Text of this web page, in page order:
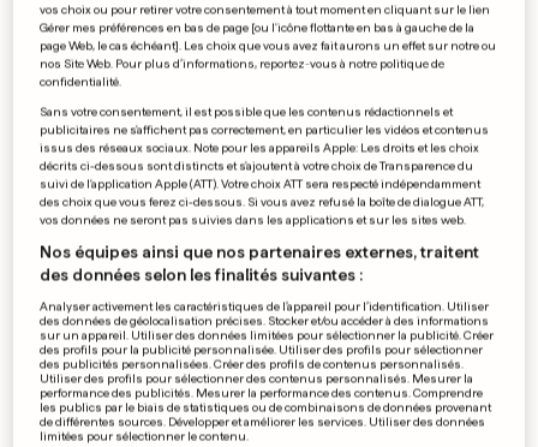
SÉCURITÉ
Intempéries, panique… l'e-
Lake est préparé pour tout
AU LUXEMBOURG
Les pilotes d'Air Rescue
seront formés contre les
incendies
vos choix ou pour retirer votre consentement à tout moment en cliquant sur le lien
Gérer mes préférences en bas de page [ou l'icône flottante en bas à gauche de la
page Web, le cas échéant]. Les choix que vous avez fait aurons un effet sur notre ou
nos Site Web. Pour plus d’informations, reportez-vous à notre politique de
confidentialité.
Sans votre consentement, il est possible que les contenus rédactionnels et
publicitaires ne s'affichent pas correctement, en particulier les vidéos et contenus
issus des réseaux sociaux. Note pour les appareils Apple: Les droits et les choix
décrits ci-dessous sont distincts et s'ajoutent à votre choix de Transparence du
suivi de l'application Apple (ATT). Votre choix ATT sera respecté indépendamment
des choix que vous ferez ci-dessous. Si vous avez refusé la boîte de dialogue ATT,
vos données ne seront pas suivies dans les applications et sur les sites web.
Nos équipes ainsi que nos partenaires externes, traitent
des données selon les finalités suivantes :
Analyser activement les caractéristiques de l’appareil pour l’identification. Utiliser
des données de géolocalisation précises. Stocker et/ou accéder à des informations
sur un appareil. Utiliser des données limitées pour sélectionner la publicité. Créer
des profils pour la publicité personnalisée. Utiliser des profils pour sélectionner
des publicités personnalisées. Créer des profils de contenus personnalisés.
Utiliser des profils pour sélectionner des contenus personnalisés. Mesurer la
performance des publicités. Mesurer la performance des contenus. Comprendre
les publics par le biais de statistiques ou de combinaisons de données provenant
de différentes sources. Développer et améliorer les services. Utiliser des données
limitées pour sélectionner le contenu.